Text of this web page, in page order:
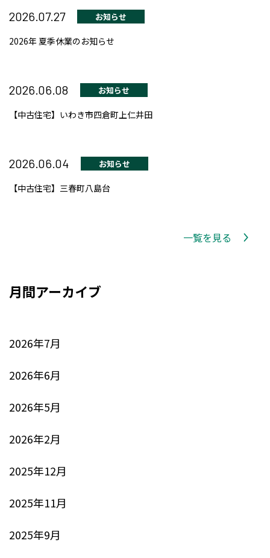
2026.07.27 お知らせ
2026年 夏季休業のお知らせ
2026.06.08 お知らせ
【中古住宅】いわき市四倉町上仁井田
2026.06.04 お知らせ
【中古住宅】三春町八島台
一覧を見る
月間アーカイブ
2026年7月
2026年6月
2026年5月
2026年2月
2025年12月
2025年11月
2025年9月